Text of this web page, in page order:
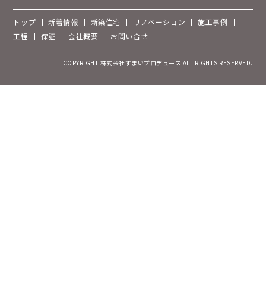
トップ 新着情報 新築住宅 リノベーション
施工事例
工程
保証 会社概要 お問い合せ
COPYRIGHT 株式会社すまいプロデュース ALL RIGHTS RESERVED.